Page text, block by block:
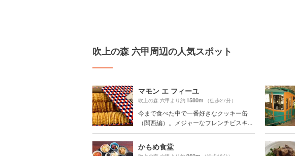
吹上の森 六甲周辺の人気スポット
マモン エ フィーユ
吹上の森 六甲より約1580m （徒歩27分）
今まで食べた中で一番好きなクッキー缶
（関西編）。メジャーなフレンチビスキ...
かもめ食堂